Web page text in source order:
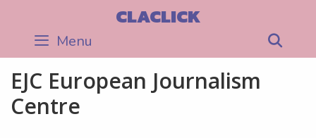
content
CLACLICK
Menu
EJC European Journalism
Centre